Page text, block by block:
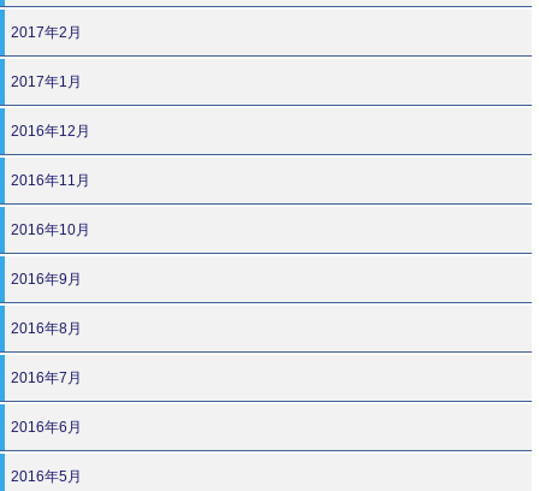
2017年2月
2017年1月
2016年12月
2016年11月
2016年10月
2016年9月
2016年8月
2016年7月
2016年6月
2016年5月